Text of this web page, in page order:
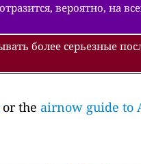
вероятно, на
более серьезные
or the airnow guide to